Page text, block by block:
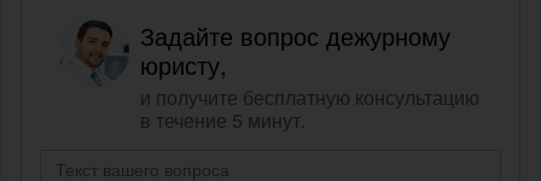
Задайте вопрос дежурному
юристу,
и получите бесплатную консультацию
в течение 5 минут.